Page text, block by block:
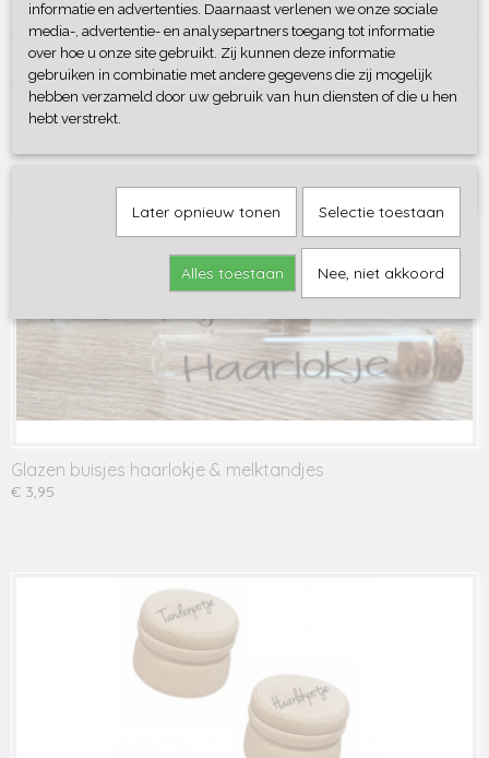
Made in Holland
Reacties
Ook interessant
Glazen buisjes haarlokje & melktandjes
€ 3,95
informatie en advertenties. Daarnaast verlenen we onze sociale
media-, advertentie- en analysepartners toegang tot informatie
over hoe u onze site gebruikt. Zij kunnen deze informatie
gebruiken in combinatie met andere gegevens die zij mogelijk
hebben verzameld door uw gebruik van hun diensten of die u hen
hebt verstrekt.
Later opnieuw tonen Selectie toestaan
Alles toestaan Nee, niet akkoord